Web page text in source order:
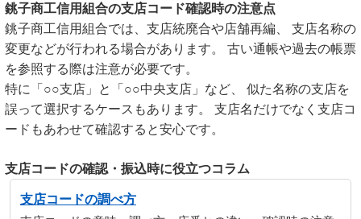
銚子商工信用組合の支店コード確認時の注意点
銚子商工信用組合では、支店統廃合や店舗再編、 支店名称の
変更などが行われる場合があります。 古い通帳や過去の帳票
を参照する際は注意が必要です。
特に「○○支店」と「○○中央支店」など、 似た名称の支店を
誤って選択するケースもあります。 支店名だけでなく支店コ
ードもあわせて確認すると安心です。
支店コードの確認・振込時に役立つコラム
支店コードの調べ方